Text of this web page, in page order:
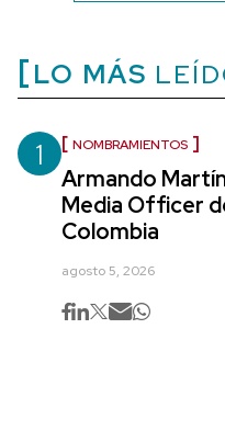
LO MÁS
1 NOMBRAMIENTOS
Armando
Media Officer
Colombia
agosto 5, 2026